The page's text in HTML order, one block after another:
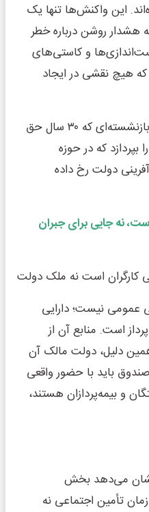
این واکنش‌ها تنها یک
هشدار روشن درباره خطر
و کاستی‌های
هیچ نقشی در ایجاد
سؤال اصلی این است: چرا باید بازنشسته‌ای که ۳۰ سال حق
بپردازد که در حوزه
دولت رخ داده
نه جایی برای جبران
کارگران است نه ملک دولت
عمومی نیست؛ دارایی
است. منابع آن از
دلیل، دولت مالک آن
باید با حضور واقعی
و بیمه‌پردازان هستند،
می‌دهد بخش
تأمین اجتماعی نه